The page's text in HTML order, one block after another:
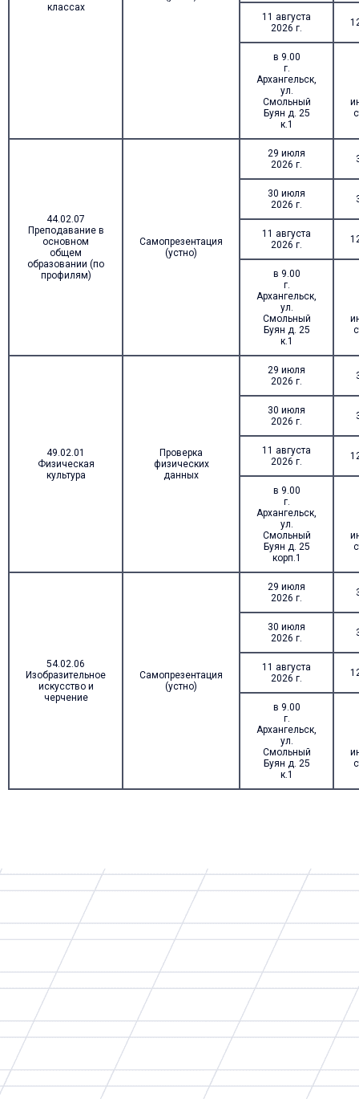
классах
11 августа
2026 г.
в 9.00
г.
Архангельск,
ул.
Смольный
Буян д. 25
к.1
44.02.07
Преподавание в
основном
общем
образовании (по
профилям)
Самопрезентация
(устно)
29 июля
2026 г.
30 июля
2026 г.
11 августа
2026 г.
в 9.00
г.
Архангельск,
ул.
Смольный
Буян д. 25
к.1
49.02.01
Физическая
культура
Проверка
физических
данных
29 июля
2026 г.
30 июля
2026 г.
11 августа
2026 г.
в 9.00
г.
Архангельск,
ул.
Смольный
Буян д. 25
корп.1
54.02.06
Изобразительное
искусство и
черчение
Самопрезентация
(устно)
29 июля
2026 г.
30 июля
2026 г.
11 августа
2026 г.
в 9.00
г.
Архангельск,
ул.
Смольный
Буян д. 25
к.1